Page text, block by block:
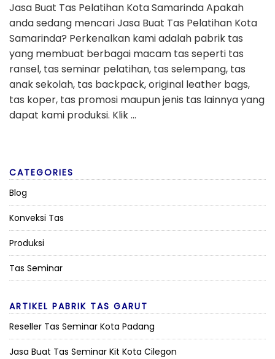
Jasa Buat Tas Pelatihan Kota Samarinda Apakah
anda sedang mencari Jasa Buat Tas Pelatihan Kota
Samarinda? Perkenalkan kami adalah pabrik tas
yang membuat berbagai macam tas seperti tas
ransel, tas seminar pelatihan, tas selempang, tas
anak sekolah, tas backpack, original leather bags,
tas koper, tas promosi maupun jenis tas lainnya yang
dapat kami produksi. Klik …
CATEGORIES
Blog
Konveksi Tas
Produksi
Tas Seminar
ARTIKEL PABRIK TAS GARUT
Reseller Tas Seminar Kota Padang
Jasa Buat Tas Seminar Kit Kota Cilegon